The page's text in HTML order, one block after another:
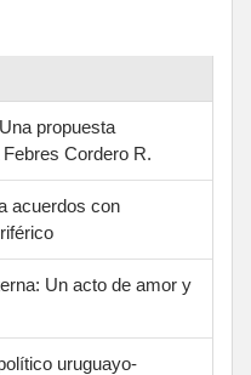
propuesta
Cordero R.
acuerdos con
Un acto de amor y
uruguayo-